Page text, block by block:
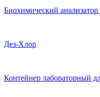
Биохимический анализатор
Дез-Хлор
Контейнер лабораторный